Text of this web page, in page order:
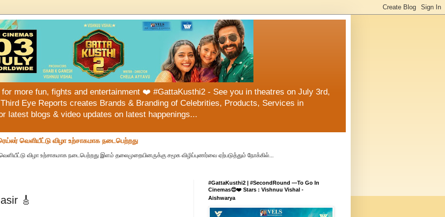
more fun, fights and entertainment ❤️ #GattaKusthi2 - See you in theatres on July 3rd,
Eye Reports creates Brands & Branding of Celebrities, Products, Services in
latest blogs & video updates on latest happenings...
வெளியீட்டு விழா உற்சாகமாக நடைபெற்றது
விழா உற்சாகமாக நடைபெற்றது இளம் தலைமுறையினருக்கு சமூக விழிப்புணர்வை ஏற்படுத்தும் நோக்கில்...
🎸
#GattaKusthi2 | #SecondRound —To Go In
Cinemas😍❤️ Stars : Vishnuu Vishal -
Aishwarya